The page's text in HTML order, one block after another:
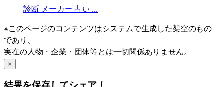
診断 メーカー 占い ...
※このページのコンテンツはシステムで生成した架空のもの
であり、
実在の人物・企業・団体等とは一切関係ありません。
×